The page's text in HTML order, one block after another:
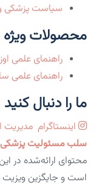
سیاست پزشکی
محصولات ویژه
راهنمای علمی
راهنمای علمی
ما را دنبال کنید
اینستاگرام مدیریت
سلب مسئولیت پزشکی
محتوای ارائه‌شده در
است و جایگزین